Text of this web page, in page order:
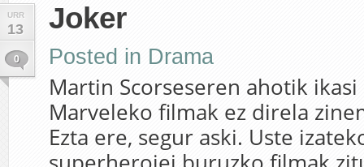
URR
13
0
Joker
Posted in Drama
Martin Scorseseren ahotik
Marveleko filmak ez direla
Ezta ere, segur aski. Uste